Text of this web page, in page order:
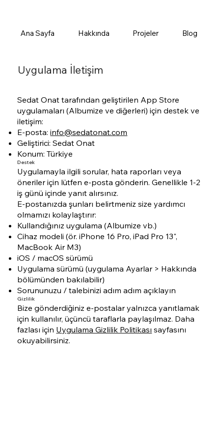
Ana Sayfa Hakkında Projeler Blog
Uygulama İletişim
Sedat Onat tarafından geliştirilen App Store
uygulamaları (Albumize ve diğerleri) için destek ve
iletişim:
E-posta:info@sedatonat.com
Geliştirici: Sedat Onat
Konum: Türkiye
Destek
Uygulamayla ilgili sorular, hata raporları veya
öneriler için lütfen e-posta gönderin. Genellikle 1-2
iş günü içinde yanıt alırsınız.
E-postanızda şunları belirtmeniz size yardımcı
olmamızı kolaylaştırır:
Kullandığınız uygulama (Albumize vb.)
Cihaz modeli (ör. iPhone 16 Pro, iPad Pro 13",
MacBook Air M3)
iOS / macOS sürümü
Uygulama sürümü (uygulama Ayarlar > Hakkında
bölümünden bakılabilir)
Sorununuzu / talebinizi adım adım açıklayın
Gizlilik
Bize gönderdiğiniz e-postalar yalnızca yanıtlamak
için kullanılır, üçüncü taraflarla paylaşılmaz. Daha
fazlası için Uygulama Gizlilik Politikası sayfasını
okuyabilirsiniz.